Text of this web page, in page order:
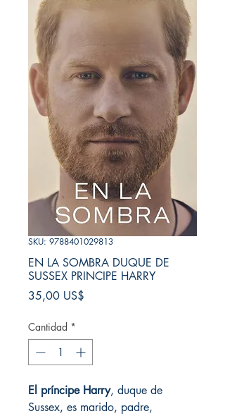
SKU: 9788401029813
EN LA SOMBRA DUQUE DE
SUSSEX PRINCIPE HARRY
35,00 US$
Cantidad *
El príncipe Harry, duque de
Sussex, es marido, padre,